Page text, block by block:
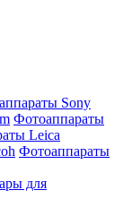
Sony
Фотоаппараты
Leica
Фотоаппараты
для